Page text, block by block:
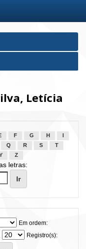
Letícia
F G H
Q R S
T
Z
letras:
Em ordem:
Registro(s):